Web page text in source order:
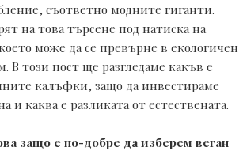
съответно модните гиганти.
на това търсене под натиска на
може да се превърне в екологичен
В този пост ще разгледаме какъв е
калъфки, защо да инвестираме
и каква е разликата от естествената.
защо е по-добре да изберем веган